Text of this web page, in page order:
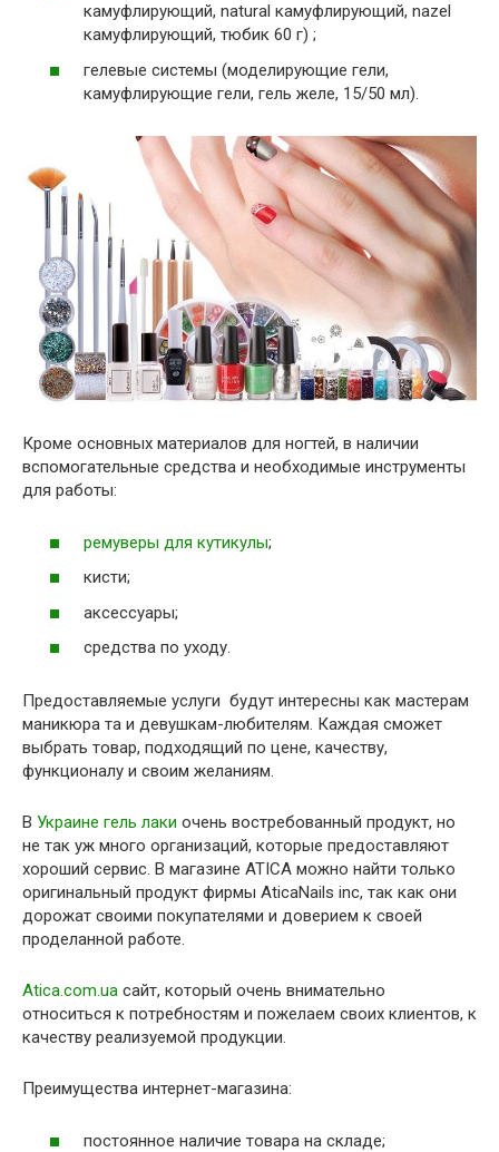
камуфлирующий, natural камуфлирующий, nazel
камуфлирующий, тюбик 60 г) ;
гелевые системы (моделирующие гели,
камуфлирующие гели, гель желе, 15/50 мл).
Кроме основных материалов для ногтей, в наличии
вспомогательные средства и необходимые инструменты
для работы:
ремуверы для кутикулы;
кисти;
аксессуары;
средства по уходу.
Предоставляемые услуги будут интересны как мастерам
маникюра та и девушкам-любителям. Каждая сможет
выбрать товар, подходящий по цене, качеству,
функционалу и своим желаниям.
В Украине гель лаки очень востребованный продукт, но
не так уж много организаций, которые предоставляют
хороший сервис. В магазине ATICA можно найти только
оригинальный продукт фирмы AticaNails inc, так как они
дорожат своими покупателями и доверием к своей
проделанной работе.
Atica.com.ua сайт, который очень внимательно
относиться к потребностям и пожелаем своих клиентов, к
качеству реализуемой продукции.
Преимущества интернет-магазина:
постоянное наличие товара на складе;